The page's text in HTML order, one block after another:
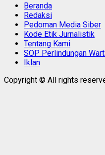
Beranda
Redaksi
Pedoman Media Siber
Kode Etik Jurnalistik
Tentang Kami
SOP Perlindungan
Iklan
Copyright © All rights